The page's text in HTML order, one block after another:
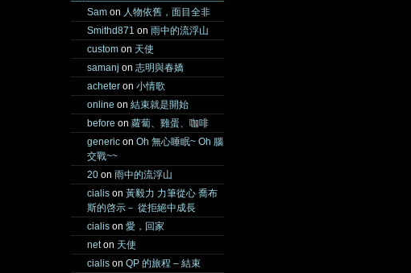
Sam on 人物依舊，面目全非
Smithd871 on 雨中的流浮山
custom on 天使
samanj on 志明與春嬌
acheter on 小情歌
online on 結束就是開始
before on 蘿蔔、雞蛋、咖啡
generic on Oh 無心睡眠~ Oh 腦
交戰~~
20 on 雨中的流浮山
cialis on 黃毅力 力筆從心 喬布
斯的啓示－ 從拒絕中成長
cialis on 愛，回家
neton 天使
cialis on QP 的旅程 – 結束